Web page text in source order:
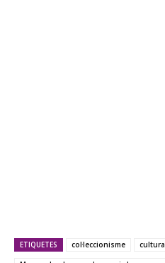
ETIQUETES col·leccionisme
cultura